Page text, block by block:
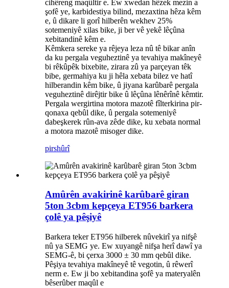
cihêreng maqûltir e. Ew xwedan hêzek mezin a
şofê ye, karbidestiya bilind, mezaxtina hêza kêm
e, û dikare li gorî hilberên wekhev 25%
sotemeniyê xilas bike, ji ber vê yekê lêçûna
xebitandinê kêm e.
Kêmkera sereke ya rêjeya leza nû tê bikar anîn
da ku pergala veguheztinê ya tevahiya makîneyê
bi rêkûpêk bixebite, zirara zû ya parçeyan têk
bibe, germahiya ku ji hêla xebata bilez ve hatî
hilberandin kêm bike, û jiyana karûbarê pergala
veguheztinê dirêjtir bike û lêçûna lênêrînê kêmtir.
Pergala wergirtina motora mazotê fîlterkirina pir-
qonaxa qebûl dike, û pergala sotemeniyê
dabeşkerek rûn-ava zêde dike, ku xebata normal
a motora mazotê misoger dike.
pirshûrî
Amûrên avakirinê karûbarê giran
5ton 3cbm kepçeya ET956 barkera
çolê ya pêşiyê
Barkera teker ET956 hilberek nûvekirî ya nifşê
nû ya SEMG ye. Ew xuyangê nifşa herî dawî ya
SEMG-ê, bi çerxa 3000 ± 30 mm qebûl dike.
Pêşiya tevahiya makîneyê tê vegotin, û rêwerî
nerm e. Ew ji bo xebitandina şofê ya materyalên
bêserûber maqûl e